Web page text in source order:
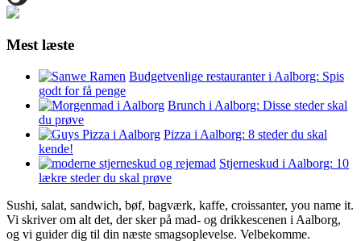
Mest læste
Budgetvenlige restauranter i Aalborg: Spis
godt for få penge
Brunch i Aalborg: Disse steder skal
du prøve
Pizza i Aalborg: 8 steder du skal
kende!
Stjerneskud i Aalborg: 10
lækre steder du skal prøve
Sushi, salat, sandwich, bøf, bagværk, kaffe, croissanter, you name it.
Vi skriver om alt det, der sker på mad- og drikkescenen i Aalborg,
og vi guider dig til din næste smagsoplevelse. Velbekomme.